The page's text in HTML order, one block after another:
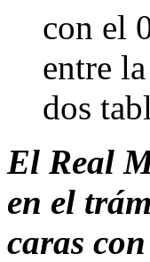
con el
entre
dos
El Real
en el
caras